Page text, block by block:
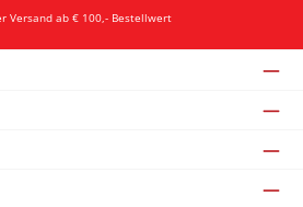
Versand ab € 100,- Bestellwert